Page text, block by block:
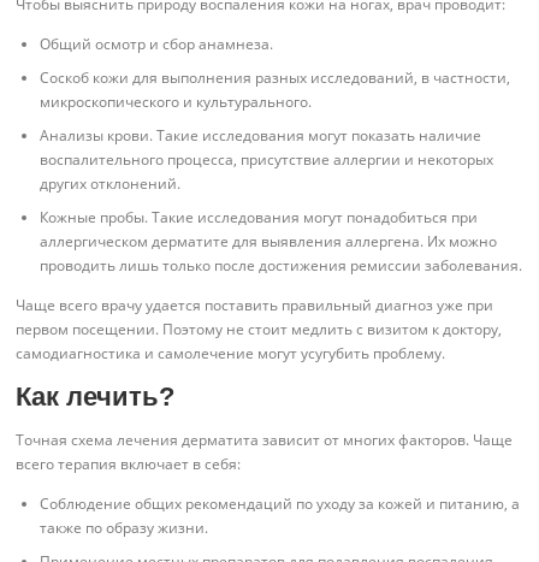
Общий осмотр и сбор анамнеза.
Соскоб кожи для выполнения разных исследований, в частности,
микроскопического и культурального.
Анализы крови. Такие исследования могут показать наличие
воспалительного процесса, присутствие аллергии и некоторых
других отклонений.
Кожные пробы. Такие исследования могут понадобиться при
аллергическом дерматите для выявления аллергена. Их можно
проводить лишь только после достижения ремиссии заболевания.
Чаще всего врачу удается поставить правильный диагноз уже при
первом посещении. Поэтому не стоит медлить с визитом к доктору,
самодиагностика и самолечение могут усугубить проблему.
Как лечить?
Точная схема лечения дерматита зависит от многих факторов. Чаще
всего терапия включает в себя:
Соблюдение общих рекомендаций по уходу за кожей и питанию, а
также по образу жизни.